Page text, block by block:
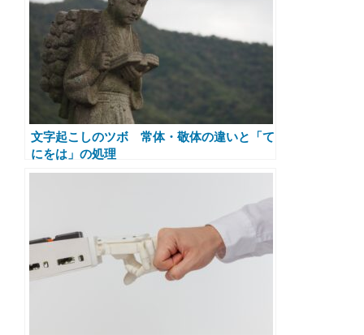
文字起こしのツボ 常体・敬体の違いと「て
にをは」の処理